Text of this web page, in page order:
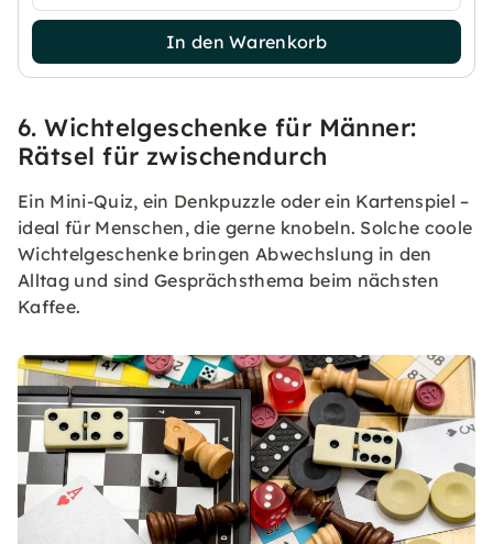
In den Warenkorb
6. Wichtelgeschenke für Männer:
Rätsel für zwischendurch
Ein Mini-Quiz, ein Denkpuzzle oder ein Kartenspiel –
ideal für Menschen, die gerne knobeln. Solche coole
Wichtelgeschenke bringen Abwechslung in den
Alltag und sind Gesprächsthema beim nächsten
Kaffee.